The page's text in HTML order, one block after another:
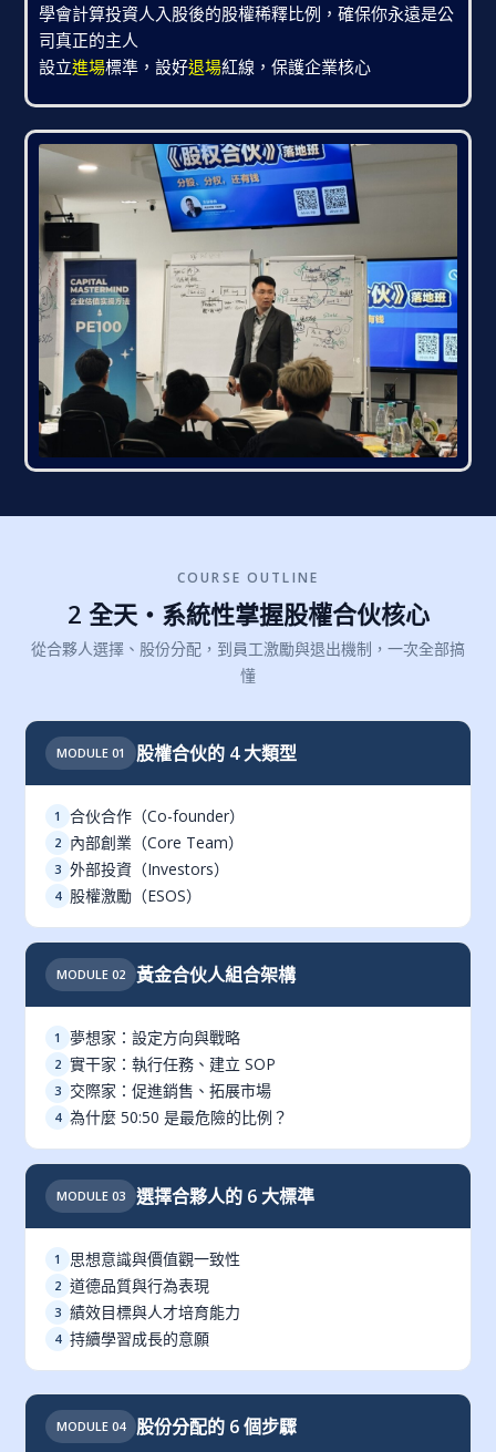
學會計算投資人入股後的股權稀釋比例，確保你永遠是公
司真正的主人
設立進場標準，設好退場紅線，保護企業核心
COURSE OUTLINE
2 全天・系統性掌握股權合伙核心
從合夥人選擇、股份分配，到員工激勵與退出機制，一次全部搞
懂
MODULE 01 股權合伙的 4 大類型
1 合伙合作（Co-founder）
2 內部創業（Core Team）
3 外部投資（Investors）
4 股權激勵（ESOS）
MODULE 02 黃金合伙人組合架構
1 夢想家：設定方向與戰略
2 實干家：執行任務、建立 SOP
3 交際家：促進銷售、拓展市場
4 為什麼 50:50 是最危險的比例？
MODULE 03 選擇合夥人的 6 大標準
1 思想意識與價值觀一致性
2 道德品質與行為表現
3 績效目標與人才培育能力
4 持續學習成長的意願
MODULE 04 股份分配的 6 個步驟